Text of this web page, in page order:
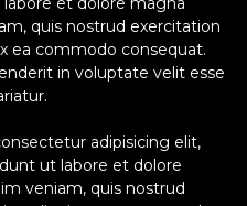
quis nostrud exercitation
ea commodo consequat.
in voluptate velit esse
adipisicing elit,
ut labore et dolore
veniam, quis nostrud